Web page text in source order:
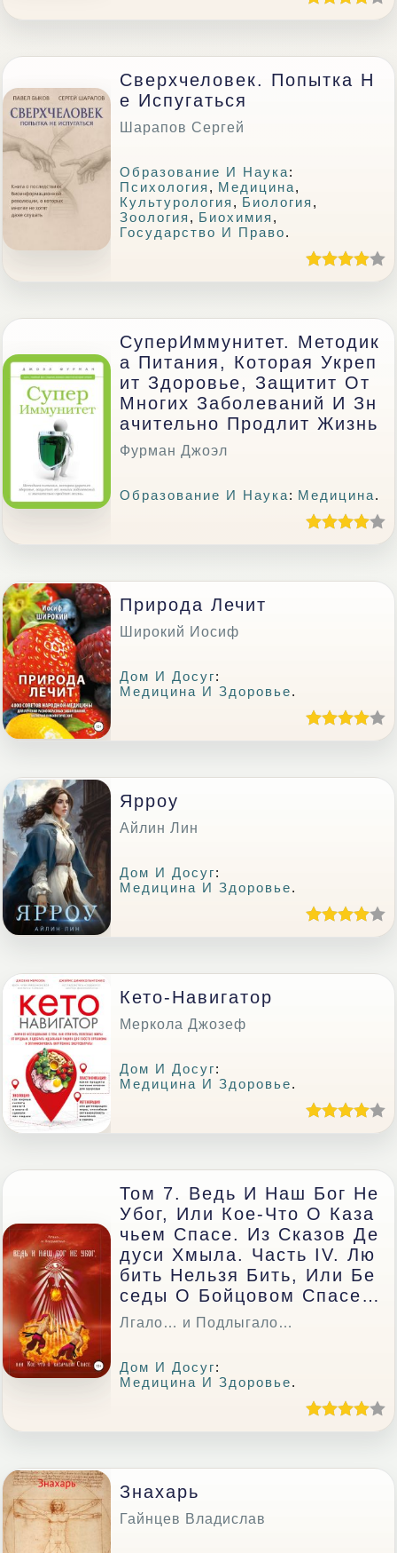
Сверхчеловек. Попытка Н
Е Испугаться
Шарапов Сергей
Образование И Наука:
Психология , Медицина,
Культурология , Биология ,
Зоология , Биохимия ,
Государство И Право.
СуперИммунитет. Методик
А Питания, Которая Укреп
Ит Здоровье, Защитит От
Многих Заболеваний И Зн
Ачительно Продлит Жизнь
Фурман Джоэл
Образование И Наука: Медицина.
Природа Лечит
Широкий Иосиф
Дом И Досуг:
Медицина И Здоровье.
Ярроу
Айлин Лин
Дом И Досуг:
Медицина И Здоровье.
Кето-Навигатор
Меркола Джозеф
Дом И Досуг:
Медицина И Здоровье.
Том 7. Ведь И Наш Бог Не
Убог, Или Кое-Что О Каза
Чьем Спасе. Из Сказов Де
Дуси Хмыла. Часть IV. Лю
Бить Нельзя Бить, Или Бе
Седы О Бойцовом Спасе…
Лгало… и Подлыгало…
Дом И Досуг:
Медицина И Здоровье.
Знахарь
Гайнцев Владислав